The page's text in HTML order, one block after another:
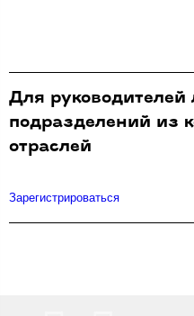
Для
подразделений из
отраслей
Зарегистрироваться